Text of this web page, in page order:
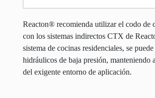
Reacton® recomienda utilizar el codo de
con los sistemas indirectos CTX de
sistema de cocinas residenciales, se
hidráulicos de baja presión,
del exigente entorno de aplicación.